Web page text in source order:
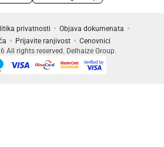
privatnosti
Objava dokumenata
Prijavite ranjivost
Cenovnici
All rights reserved. Delhaize Group.